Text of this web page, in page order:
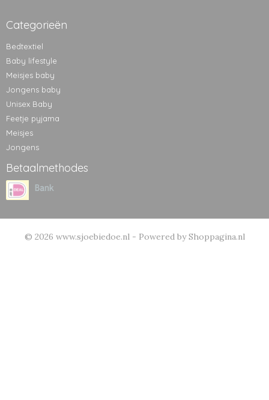
Categorieën
Bedtextiel
Baby lifestyle
Meisjes baby
Jongens baby
Unisex Baby
Feetje pyjama
Meisjes
Jongens
Betaalmethodes
© 2026 www.sjoebiedoe.nl - Powered by Shoppagina.nl